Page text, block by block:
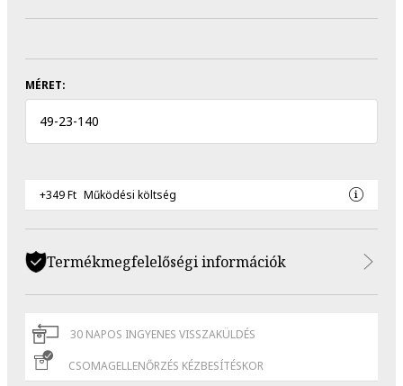
MÉRET:
49-23-140
+349 Ft Működési költség
Termékmegfelelőségi információk
30 NAPOS INGYENES VISSZAKÜLDÉS
CSOMAGELLENŐRZÉS KÉZBESÍTÉSKOR